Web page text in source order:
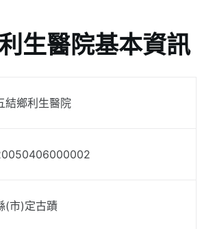
生醫院基本資訊
結鄉利生醫院
(市)定古蹟